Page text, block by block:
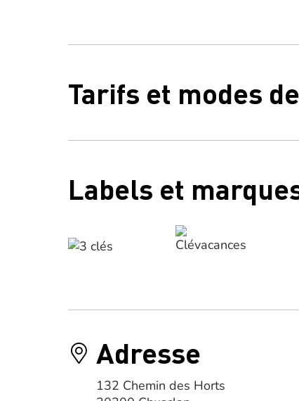
Tarifs et modes
Labels et
Adresse
132 Chemin des Horts